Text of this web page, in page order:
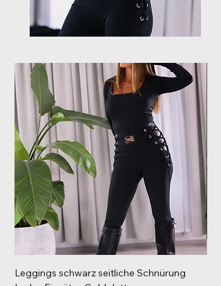
Leggings schwarz seitliche Schnürung